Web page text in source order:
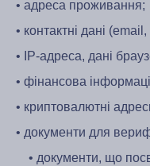
• адреса проживання;
• контактні дані
• IP-адреса, дані
• фінансова
• криптовалютні
• документи для
• документи, що